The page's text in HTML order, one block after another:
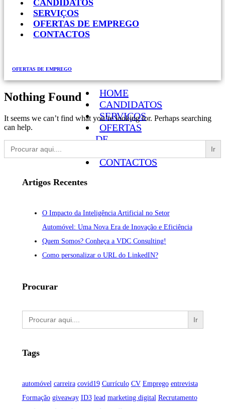
CANDIDATOS
SERVIÇOS
OFERTAS DE EMPREGO
CONTACTOS
HOME
CANDIDATOS
SERVIÇOS
OFERTAS
DE
CONTACTOS
OFERTAS DE EMPREGO
Nothing Found
It seems we can’t find what you’re looking for. Perhaps searching
can help.
Search
for:
Artigos Recentes
O Impacto da Inteligência Artificial no Setor
Automóvel: Uma Nova Era de Inovação e Eficiência
Quem Somos? Conheça a VDC Consulting!
Como personalizar o URL do LinkedIN?
Procurar
Search
for:
Tags
automóvel carreira covid19 Currículo CV Emprego entrevista
Formação giveaway ID3 lead marketing digital Recrutamento